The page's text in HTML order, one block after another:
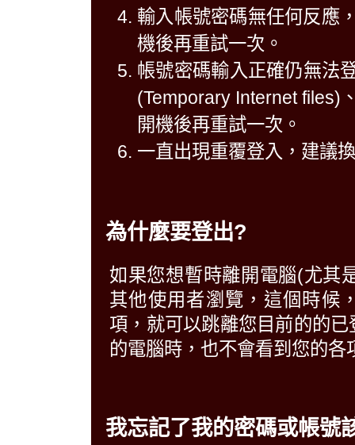
輸入帳號密碼無任何反應
機後再重試一次。
帳號密碼輸入正確仍無法
(Temporary Internet files)
開機後再重試一次。
一直出現重覆登入，建議
為什麼要登出?
如果您想暫時離開電腦(尤其
其他使用者瀏覽，這個時候
項，就可以跳離您目前的的
的電腦時，也不會看到您的各
我忘記了我的密碼或帳號